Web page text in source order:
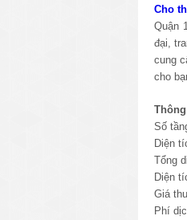
Cho
Quận
đại,
cung
cho
Số
Diện
Tổng
Diện
Giá
Phí